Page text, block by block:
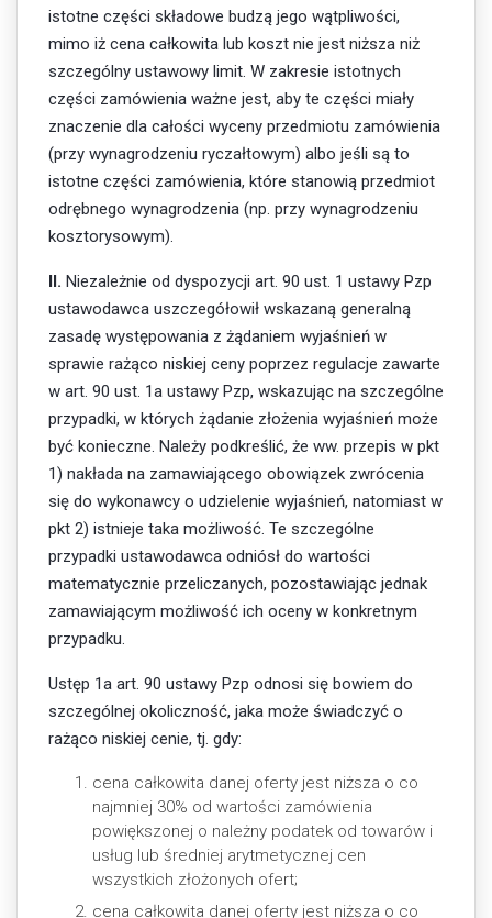
istotne części składowe budzą jego wątpliwości,
mimo iż cena całkowita lub koszt nie jest niższa niż
szczególny ustawowy limit. W zakresie istotnych
części zamówienia ważne jest, aby te części miały
znaczenie dla całości wyceny przedmiotu zamówienia
(przy wynagrodzeniu ryczałtowym) albo jeśli są to
istotne części zamówienia, które stanowią przedmiot
odrębnego wynagrodzenia (np. przy wynagrodzeniu
kosztorysowym).
II. Niezależnie od dyspozycji art. 90 ust. 1 ustawy Pzp
ustawodawca uszczegółowił wskazaną generalną
zasadę występowania z żądaniem wyjaśnień w
sprawie rażąco niskiej ceny poprzez regulacje zawarte
w art. 90 ust. 1a ustawy Pzp, wskazując na szczególne
przypadki, w których żądanie złożenia wyjaśnień może
być konieczne. Należy podkreślić, że ww. przepis w pkt
1) nakłada na zamawiającego obowiązek zwrócenia
się do wykonawcy o udzielenie wyjaśnień, natomiast w
pkt 2) istnieje taka możliwość. Te szczególne
przypadki ustawodawca odniósł do wartości
matematycznie przeliczanych, pozostawiając jednak
zamawiającym możliwość ich oceny w konkretnym
przypadku.
Ustęp 1a art. 90 ustawy Pzp odnosi się bowiem do
szczególnej okoliczność, jaka może świadczyć o
rażąco niskiej cenie, tj. gdy:
cena całkowita danej oferty jest niższa o co
najmniej 30% od wartości zamówienia
powiększonej o należny podatek od towarów i
usług lub średniej arytmetycznej cen
wszystkich złożonych ofert;
cena całkowita danej oferty jest niższa o co